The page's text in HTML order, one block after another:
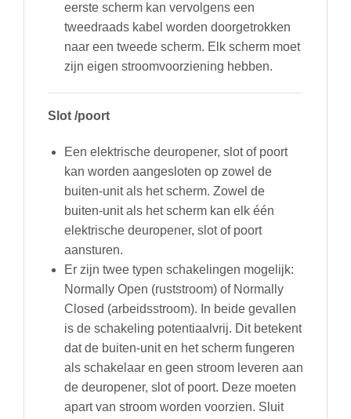
eerste scherm kan vervolgens een
tweedraads kabel worden doorgetrokken
naar een tweede scherm. Elk scherm moet
zijn eigen stroomvoorziening hebben.
Slot /poort
Een elektrische deuropener, slot of poort
kan worden aangesloten op zowel de
buiten-unit als het scherm. Zowel de
buiten-unit als het scherm kan elk één
elektrische deuropener, slot of poort
aansturen.
Er zijn twee typen schakelingen mogelijk:
Normally Open (ruststroom) of Normally
Closed (arbeidsstroom). In beide gevallen
is de schakeling potentiaalvrij. Dit betekent
dat de buiten-unit en het scherm fungeren
als schakelaar en geen stroom leveren aan
de deuropener, slot of poort. Deze moeten
apart van stroom worden voorzien. Sluit